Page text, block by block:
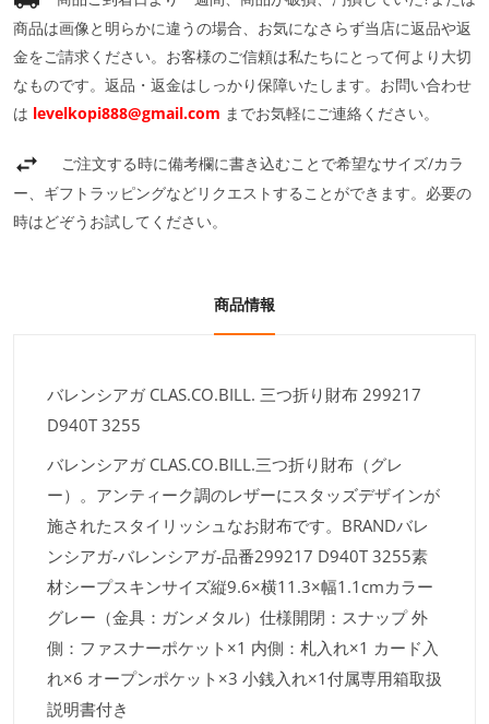
商品は画像と明らかに違うの場合、お気になさらず当店に返品や返
金をご請求ください。お客様のご信頼は私たちにとって何より大切
なものです。返品・返金はしっかり保障いたします。お問い合わせ
は levelkopi888@gmail.com までお気軽にご連絡ください。
ご注文する時に備考欄に書き込むことで希望なサイズ/カラ
ー、ギフトラッピングなどリクエストすることができます。必要の
時はどぞうお試してください。
商品情報
バレンシアガ CLAS.CO.BILL. 三つ折り財布 299217
D940T 3255
バレンシアガ CLAS.CO.BILL.三つ折り財布（グレ
ー）。アンティーク調のレザーにスタッズデザインが
施されたスタイリッシュなお財布です。BRANDバレ
ンシアガ-バレンシアガ-品番299217 D940T 3255素
材シープスキンサイズ縦9.6×横11.3×幅1.1cmカラー
グレー（金具：ガンメタル）仕様開閉：スナップ 外
側：ファスナーポケット×1 内側：札入れ×1 カード入
れ×6 オープンポケット×3 小銭入れ×1付属専用箱取扱
説明書付き